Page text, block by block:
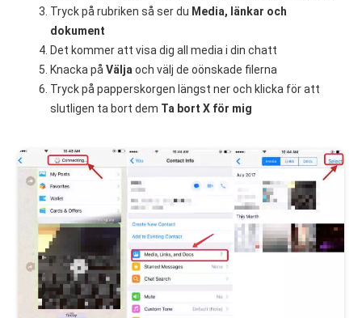
Tryck på rubriken så ser du Media, länkar och
dokument
Det kommer att visa dig all media i din chatt
Knacka påVälja och välj de oönskade filerna
Tryck på papperskorgen längst ner och klicka för att
slutligen ta bort dem Ta bort X för mig